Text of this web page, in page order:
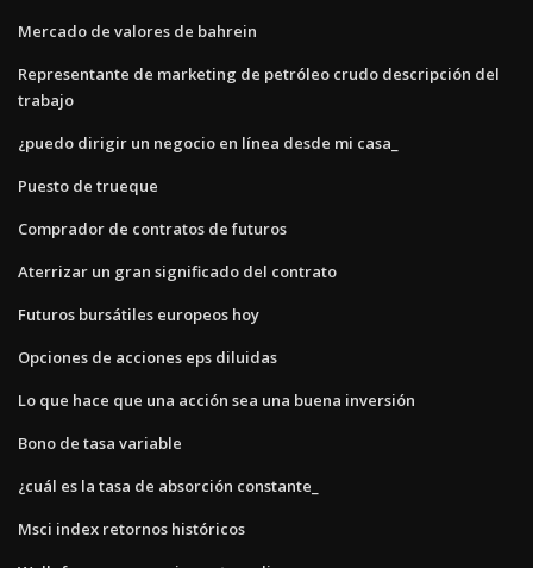
Mercado de valores de bahrein
Representante de marketing de petróleo crudo descripción del
trabajo
¿puedo dirigir un negocio en línea desde mi casa_
Puesto de trueque
Comprador de contratos de futuros
Aterrizar un gran significado del contrato
Futuros bursátiles europeos hoy
Opciones de acciones eps diluidas
Lo que hace que una acción sea una buena inversión
Bono de tasa variable
¿cuál es la tasa de absorción constante_
Msci index retornos históricos